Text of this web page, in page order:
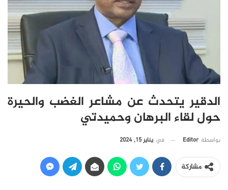
الدقير يتحدث عن مشاعر الغضب والحيرة
حول لقاء البرهان وحميدتي
بواسطة Editor في يناير 15, 2024
مشاركة